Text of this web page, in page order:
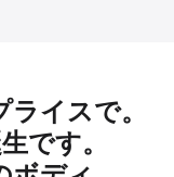
イスで。
です。